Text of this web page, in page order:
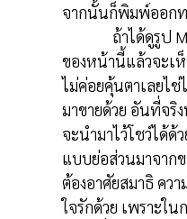
จากนั้นก็พิมพ์ออกท
ถ้าได้ดูรูป
ของหน้านี้แล้วจะเ
ไม่ค่อยคุ้นตาเลยไช่
มาขายด้วย อันที่จริ
จะนำมาไว้โชว์ได้ด้
แบบย่อส่วนมาจาก
ต้องอาศัยสมาธิ คว
ใจรักด้วย เพราะใน